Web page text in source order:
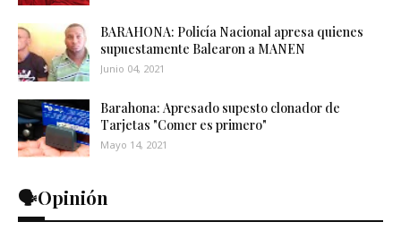
BARAHONA: Policía Nacional apresa quienes
supuestamente Balearon a MANEN
Junio 04, 2021
Barahona: Apresado supesto clonador de
Tarjetas "Comer es primero"
Mayo 14, 2021
🗣️Opinión